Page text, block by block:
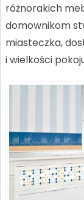
różnorakich
domownikom
miasteczka,
i wielkości